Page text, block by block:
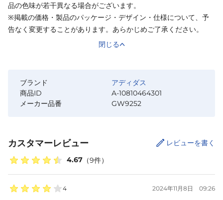
品の色味が若干異なる場合がございます。
※掲載の価格・製品のパッケージ・デザイン・仕様について、予
告なく変更することがあります。あらかじめご了承ください。
閉じる
ブランド
アディダス
商品ID
A-10810464301
メーカー品番
GW9252
カスタマーレビュー
4.67 （9件）
レビューを書く
4 2024年11月8日 09:26